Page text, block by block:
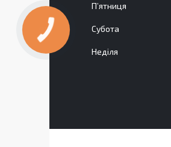
Пʼятниця
Субота
Неділя